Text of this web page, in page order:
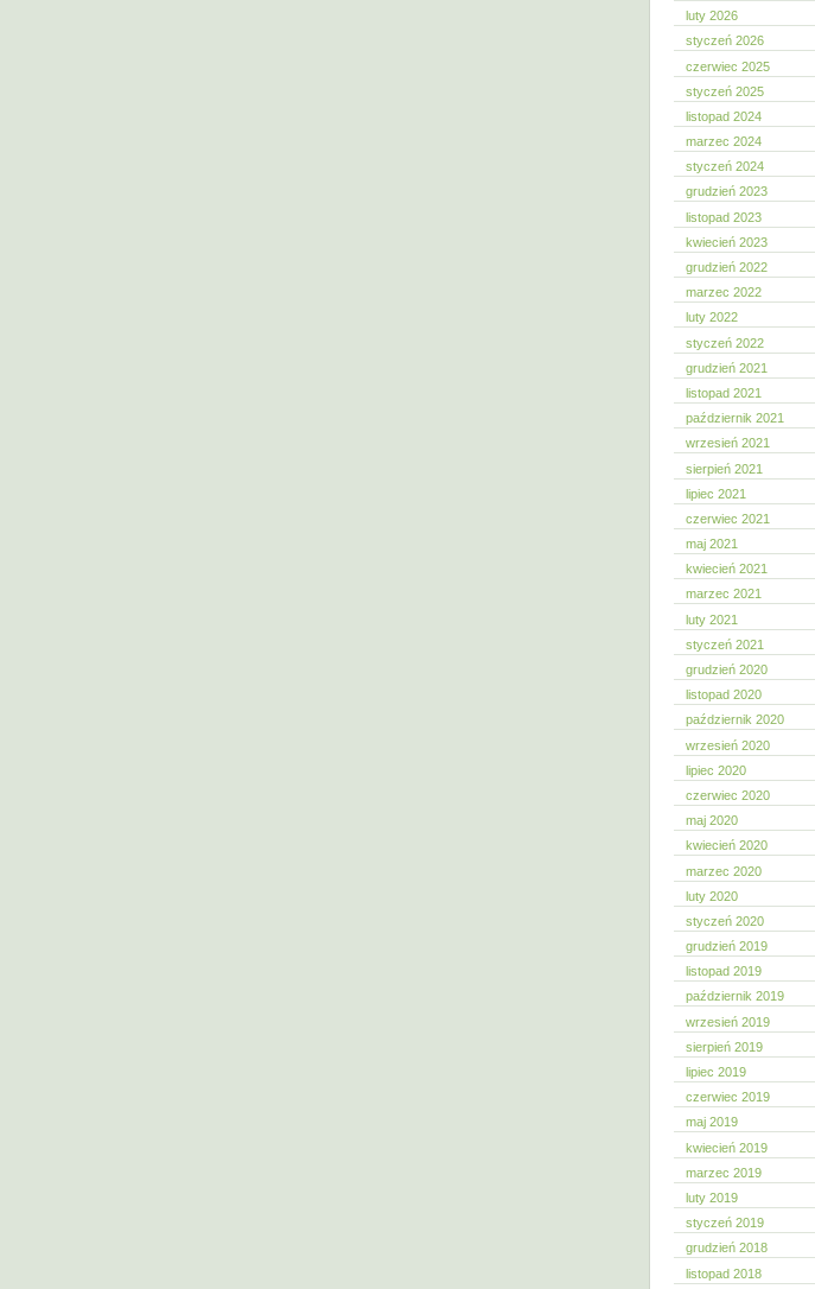
luty 2026
styczeń 2026
czerwiec 2025
styczeń 2025
listopad 2024
marzec 2024
styczeń 2024
grudzień 2023
listopad 2023
kwiecień 2023
grudzień 2022
marzec 2022
luty 2022
styczeń 2022
grudzień 2021
listopad 2021
październik 2021
wrzesień 2021
sierpień 2021
lipiec 2021
czerwiec 2021
maj 2021
kwiecień 2021
marzec 2021
luty 2021
styczeń 2021
grudzień 2020
listopad 2020
październik 2020
wrzesień 2020
lipiec 2020
czerwiec 2020
maj 2020
kwiecień 2020
marzec 2020
luty 2020
styczeń 2020
grudzień 2019
listopad 2019
październik 2019
wrzesień 2019
sierpień 2019
lipiec 2019
czerwiec 2019
maj 2019
kwiecień 2019
marzec 2019
luty 2019
styczeń 2019
grudzień 2018
listopad 2018